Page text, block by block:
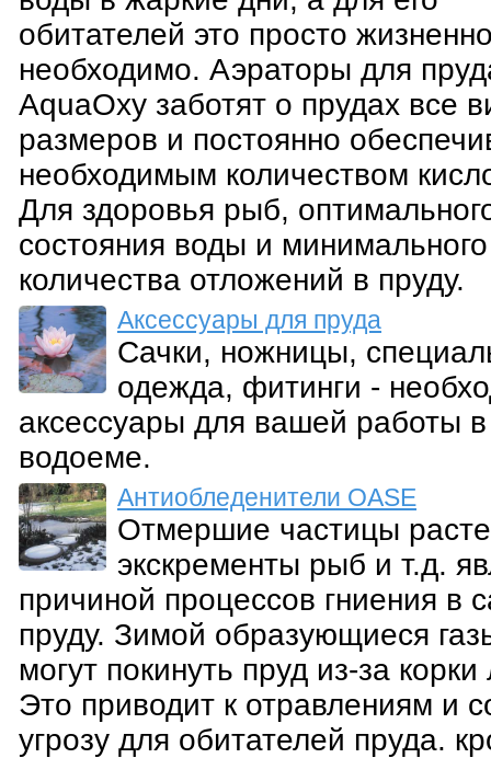
обитателей это просто
необходимо. Аэраторы для
AquaOxy заботят о прудах все
размеров и постоянно
необходимым количеством
Для здоровья рыб,
состояния воды и минимального
количества отложений в пруду.
Аксессуары для пруда
Сачки, ножницы,
одежда, фитинги -
аксессуары для вашей работы
водоеме.
Антиобледенители OASE
Отмершие частицы
экскременты рыб и т.д.
причиной процессов гниения в
пруду. Зимой образующиеся
могут покинуть пруд из-за
Это приводит к отравлениям и
угрозу для обитателей пруда.